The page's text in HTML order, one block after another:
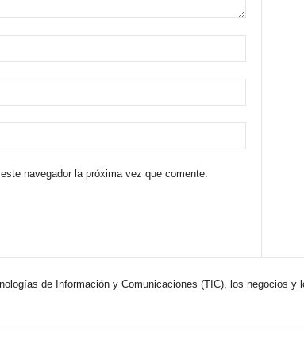
navegador la próxima vez que comente.
de Información y Comunicaciones (TIC), los negocios y